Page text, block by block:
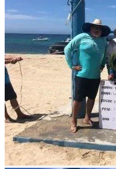
Puerto de Topolobampo
Descripción
¿Cómo llegar?
Por tierra
El Cardonal se se localiza a
Cabo Pulmo.
Por aire
Sus aeropuertos nacionales
La Paz tiene un Aeropuerto